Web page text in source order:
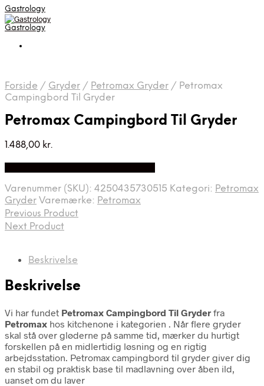
Gastrology
Gastrology
Forside / Gryder / Petromax Gryder / Petromax
Campingbord Til Gryder
Petromax Campingbord Til Gryder
1.488,00 kr.
Varenummer (SKU): 4250435730515 Kategori: Petromax
Gryder Varemærke: Petromax
Previous Product
Next Product
Beskrivelse
Beskrivelse
Vi har fundet Petromax Campingbord Til Gryder fra
Petromax hos kitchenone i kategorien . Når flere gryder
skal stå over gløderne på samme tid, mærker du hurtigt
forskellen på en midlertidig løsning og en rigtig
arbejdsstation. Petromax campingbord til gryder giver dig
en stabil og praktisk base til madlavning over åben ild,
uanset om du laver